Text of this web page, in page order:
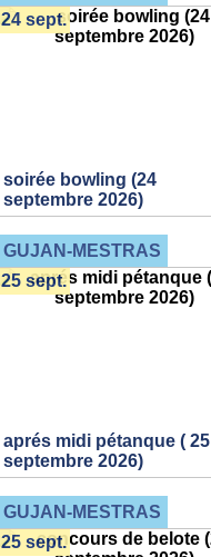
soirée bowling (24
septembre 2026)
24 sept.
GUJAN-MESTRAS
aprés midi pétanque ( 25
septembre 2026)
25 sept.
GUJAN-MESTRAS
25 sept.